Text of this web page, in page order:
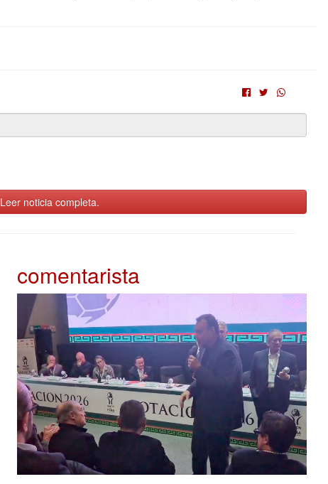
Leer noticia completa.
comentarista